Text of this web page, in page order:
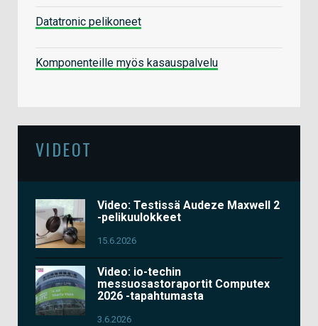
Datatronic pelikoneet
Komponenteille myös kasauspalvelu
VIDEOT
Video: Testissä Audeze Maxwell 2
-pelikuulokkeet
15.6.2026
Video: io-techin
messuosastoraportit Computex
2026 -tapahtumasta
3.6.2026